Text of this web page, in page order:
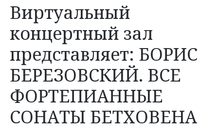
Виртуальный
концертный зал
представляет: БОРИС
БЕРЕЗОВСКИЙ. ВСЕ
ФОРТЕПИАННЫЕ
СОНАТЫ БЕТХОВЕНА